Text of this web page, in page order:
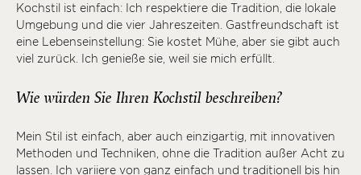
Kochstil ist einfach: Ich respektiere die Tradition, die lokale
Umgebung und die vier Jahreszeiten. Gastfreundschaft ist
eine Lebenseinstellung: Sie kostet Mühe, aber sie gibt auch
viel zurück. Ich genieße sie, weil sie mich erfüllt.
Wie würden Sie Ihren Kochstil beschreiben?
Mein Stil ist einfach, aber auch einzigartig, mit innovativen
Methoden und Techniken, ohne die Tradition außer Acht zu
lassen. Ich variiere von ganz einfach und traditionell bis hin